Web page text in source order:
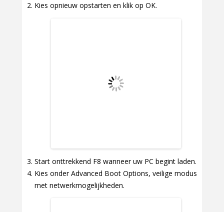
Kies opnieuw opstarten en klik op OK.
Start onttrekkend F8 wanneer uw PC begint laden.
Kies onder Advanced Boot Options, veilige modus
met netwerkmogelijkheden.